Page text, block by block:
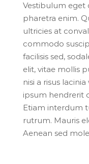
Vestibulum eget
pharetra enim.
ultricies at
commodo
facilisis sed,
elit, vitae mollis
nisi a risus
ipsum hendrerit
Etiam interdum
rutrum. Mauris
Aenean sed